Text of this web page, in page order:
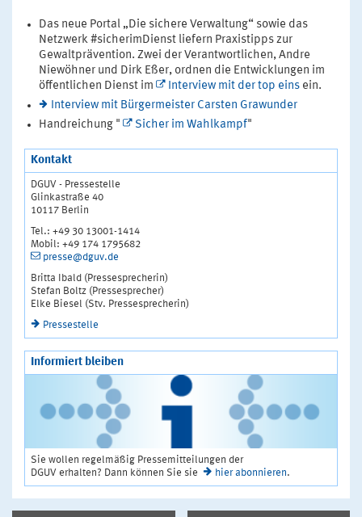
Das neue Portal „Die sichere Verwaltung“ sowie das
Netzwerk #sicherimDienst liefern Praxistipps zur
Gewaltprävention. Zwei der Verantwortlichen, Andre
Niewöhner und Dirk Eßer, ordnen die Entwicklungen im
öffentlichen Dienst im
Interview mit der top einsein.
Interview mit Bürgermeister Carsten Grawunder
Handreichung "
Sicher im Wahlkampf"
Kontakt
DGUV - Pressestelle
Glinkastraße 40
10117 Berlin
Tel.: +49 30 13001-1414
Mobil: +49 174 1795682
presse@dguv.de
Britta Ibald (Pressesprecherin)
Stefan Boltz (Pressesprecher)
Elke Biesel (Stv. Pressesprecherin)
Pressestelle
Informiert bleiben
Sie wollen regelmäßig Pressemitteilungen der
DGUV erhalten? Dann können Sie sie
hier abonnieren.